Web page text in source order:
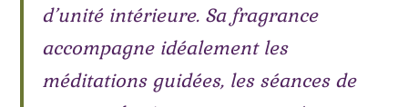
d’unité intérieure. Sa fragrance
accompagne idéalement les
méditations guidées, les séances de